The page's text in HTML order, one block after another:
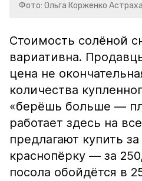
Фото: Ольга Корженко
Стоимость солёной
вариативна.
цена не
количества
«берёшь больше —
работает здесь на
предлагают купить
краснопёрку — за
посола обойдётся в